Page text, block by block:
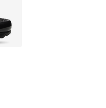
5 étoiles], 986